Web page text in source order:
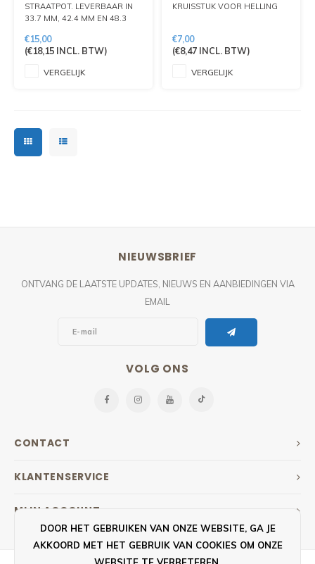
STRAATPOT. LEVERBAAR IN
33.7 MM, 42.4 MM EN 48.3
€15,00
(€18,15INCL. BTW)
VERGELIJK
KRUISSTUK VOOR HELLING
€7,00
(€8,47 INCL. BTW)
VERGELIJK
CONTACT
NIEUWSBRIEF
ONTVANG DE LAATSTE UPDATES, NIEUWS EN AANBIEDINGEN VIA
EMAIL
VOLG ONS
KLANTENSERVICE
MIJN ACCOUNT
DOOR HET GEBRUIKEN VAN ONZE WEBSITE, GA JE
AKKOORD MET HET GEBRUIK VAN COOKIES OM ONZE